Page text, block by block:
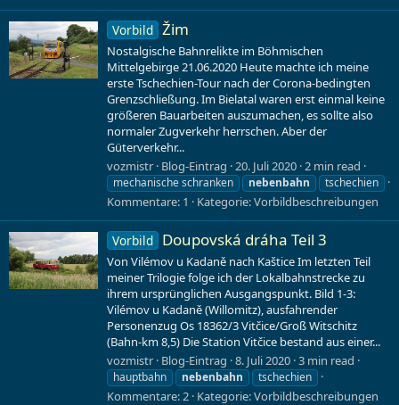
Vorbild Žim
Nostalgische Bahnrelikte im Böhmischen
Mittelgebirge 21.06.2020 Heute machte ich meine
erste Tschechien-Tour nach der Corona-bedingten
Grenzschließung. Im Bielatal waren erst einmal keine
größeren Bauarbeiten auszumachen, es sollte also
normaler Zugverkehr herrschen. Aber der
Güterverkehr...
vozmistr Blog-Eintrag 20. Juli 2020 2 min read
mechanische schranken nebenbahn tschechien
Kommentare: 1 Kategorie:Vorbildbeschreibungen
Vorbild Doupovská dráha Teil 3
Von Vilémov u Kadaně nach Kaštice Im letzten Teil
meiner Trilogie folge ich der Lokalbahnstrecke zu
ihrem ursprünglichen Ausgangspunkt. Bild 1-3:
Vilémov u Kadaně (Willomitz), ausfahrender
Personenzug Os 18362/3 Vitčice/Groß Witschitz
(Bahn-km 8,5) Die Station Vitčice bestand aus einer...
vozmistr Blog-Eintrag 8. Juli 2020 3 min read
hauptbahn nebenbahn tschechien
Kommentare: 2 Kategorie:Vorbildbeschreibungen